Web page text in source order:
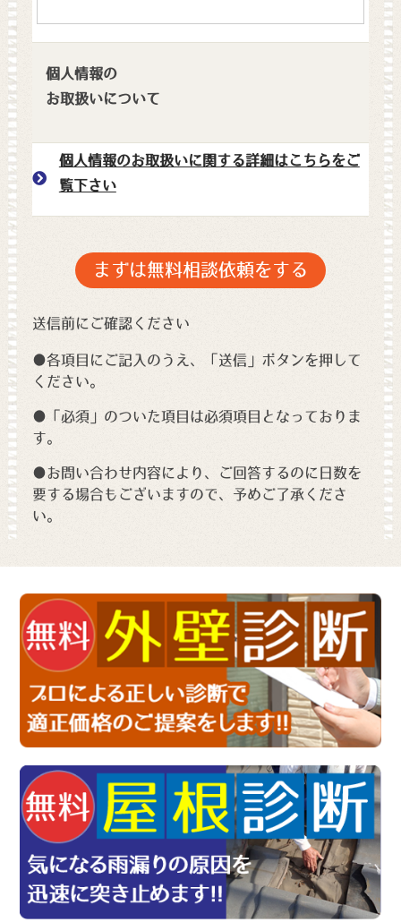
個人情報の
お取扱いについて
個人情報のお取扱いに関する詳細はこちらをご
覧下さい
送信前にご確認ください
●各項目にご記入のうえ、「送信」ボタンを押して
ください。
●「必須」のついた項目は必須項目となっておりま
す。
●お問い合わせ内容により、ご回答するのに日数を
要する場合もございますので、予めご了承くださ
い。